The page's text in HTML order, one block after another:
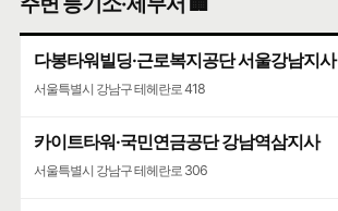
서울특별시 강남구 언주로 508
다봉타워빌딩·근로복지공단 서울강남지사
서울특별시 강남구 테헤란로 418
카이트타워·국민연금공단 강남역삼지사
서울특별시 강남구 테헤란로 306